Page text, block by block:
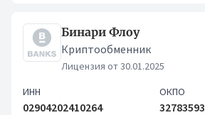
Бинари Флоу
Криптообменник
Лицензия от 30.01.2025
ИНН
02904202410264
ОКПО
32783593